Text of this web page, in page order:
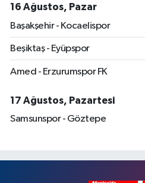
16 Ağustos, Pazar
Başakşehir - Kocaelispor
Beşiktaş - Eyüpspor
Amed - Erzurumspor FK
17 Ağustos, Pazartesi
Samsunspor - Göztepe